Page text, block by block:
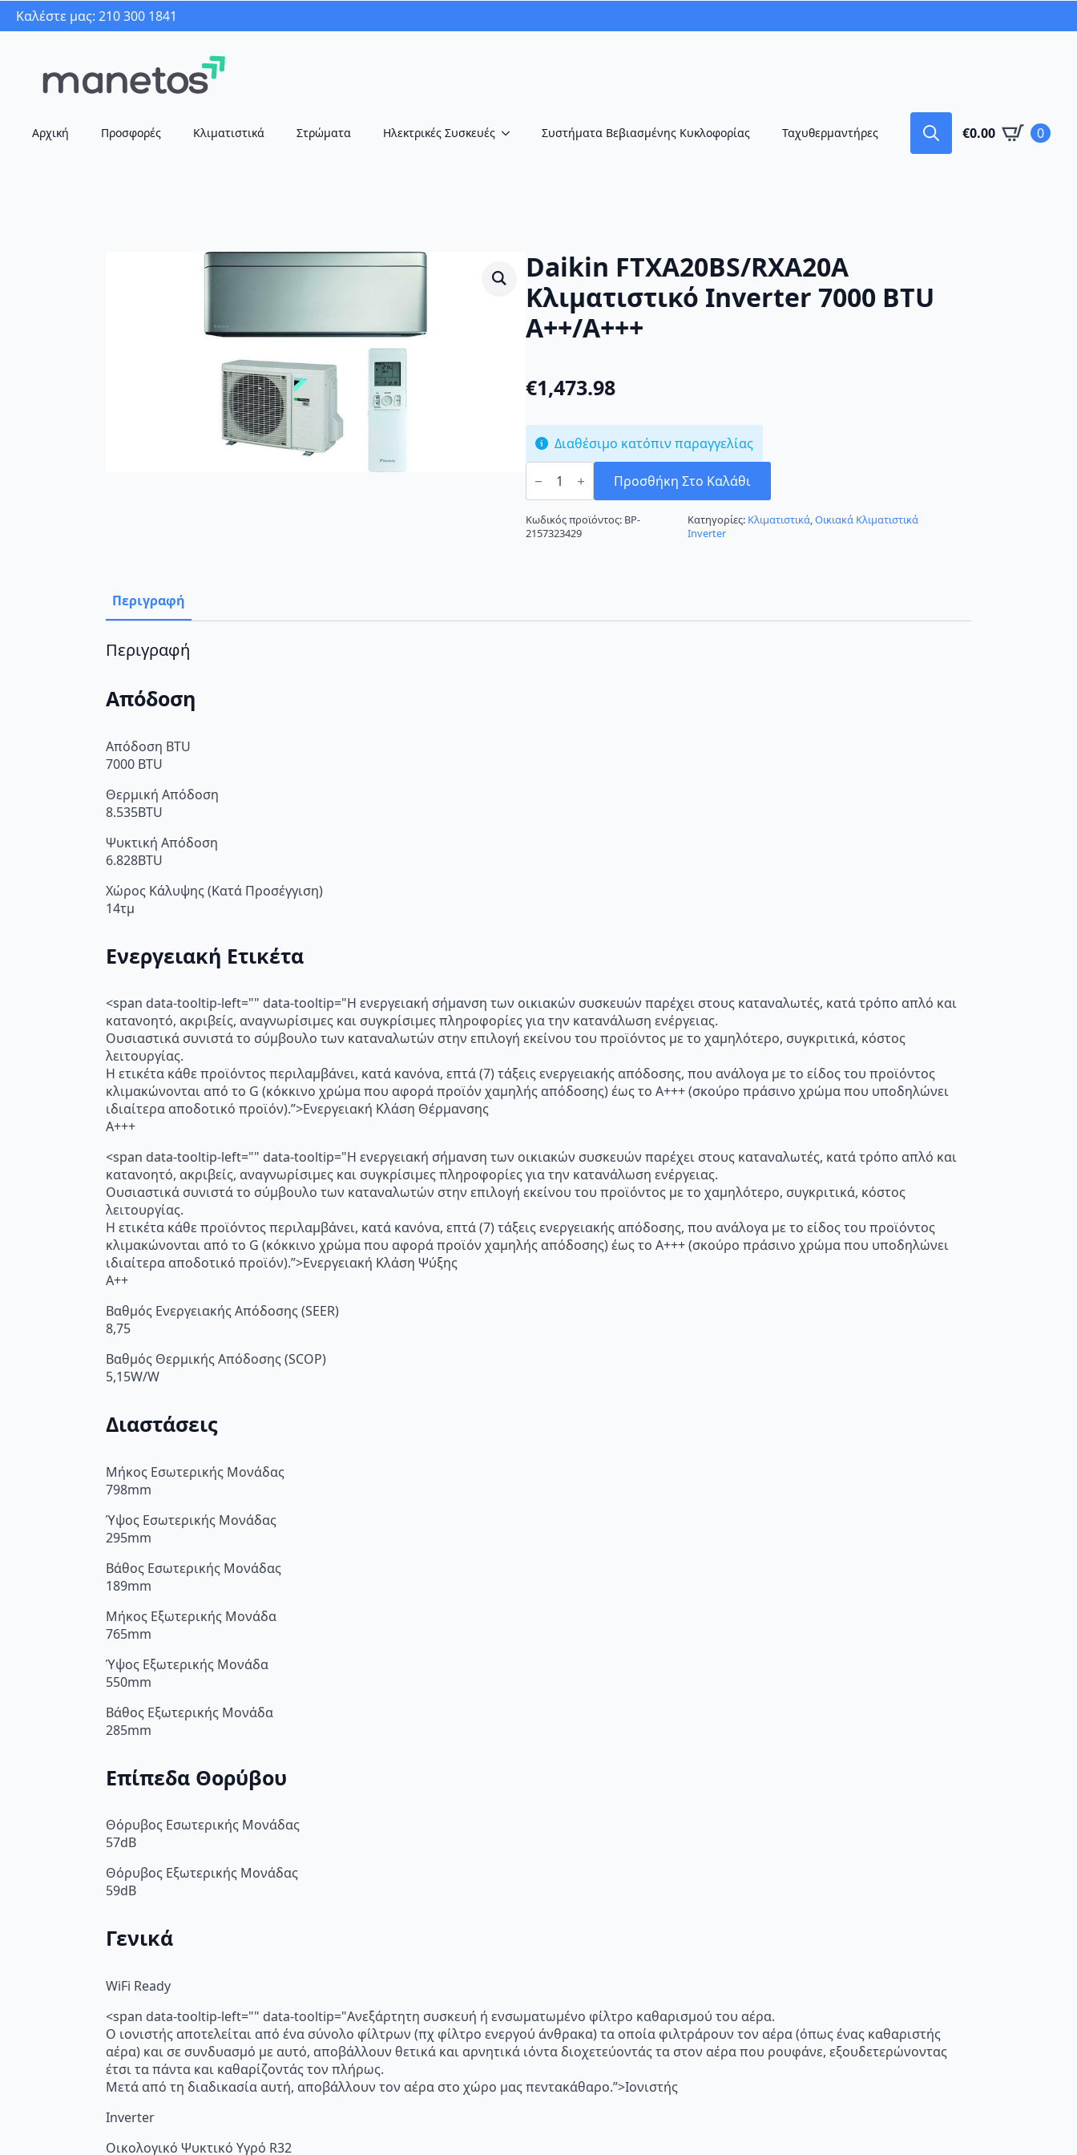
Καλέστε μας: 210 300 1841
Αρχική Προσφορές Κλιματιστικά Στρώματα Ηλεκτρικές Συσκευές Συστήματα Βεβιασμένης Κυκλοφορίας Ταχυθερμαντήρες €0.00 0
Daikin FTXA20BS/RXA20A
Κλιματιστικό Inverter 7000 BTU
A++/A+++
€1,473.98
Διαθέσιμο κατόπιν παραγγελίας
Daikin
FTXA20BS/RXA20A
Inverter
7000
BTU
Προσθήκη Στο Καλάθι
Κωδικός προϊόντος: BP-
2157323429
Κατηγορίες: Κλιματιστικά,Οικιακά Κλιματιστικά
Inverter
Περιγραφή
Περιγραφή
Απόδοση
Απόδοση BTU
7000 BTU
Θερμική Απόδοση
8.535BTU
Ψυκτική Απόδοση
6.828BTU
Χώρος Κάλυψης (Κατά Προσέγγιση)
14τμ
Ενεργειακή Ετικέτα
<span data-tooltip-left="" data-tooltip="Η ενεργειακή σήμανση των οικιακών συσκευών παρέχει στους καταναλωτές, κατά τρόπο απλό και
κατανοητό, ακριβείς, αναγνωρίσιμες και συγκρίσιμες πληροφορίες για την κατανάλωση ενέργειας.
Ουσιαστικά συνιστά το σύμβουλο των καταναλωτών στην επιλογή εκείνου του προϊόντος με το χαμηλότερο, συγκριτικά, κόστος
λειτουργίας.
Η ετικέτα κάθε προϊόντος περιλαμβάνει, κατά κανόνα, επτά (7) τάξεις ενεργειακής απόδοσης, που ανάλογα με το είδος του προϊόντος
κλιμακώνονται από το G (κόκκινο χρώμα που αφορά προϊόν χαμηλής απόδοσης) έως το Α+++ (σκούρο πράσινο χρώμα που υποδηλώνει
ιδιαίτερα αποδοτικό προϊόν).”>Ενεργειακή Κλάση Θέρμανσης
A+++
<span data-tooltip-left="" data-tooltip="Η ενεργειακή σήμανση των οικιακών συσκευών παρέχει στους καταναλωτές, κατά τρόπο απλό και
κατανοητό, ακριβείς, αναγνωρίσιμες και συγκρίσιμες πληροφορίες για την κατανάλωση ενέργειας.
Ουσιαστικά συνιστά το σύμβουλο των καταναλωτών στην επιλογή εκείνου του προϊόντος με το χαμηλότερο, συγκριτικά, κόστος
λειτουργίας.
Η ετικέτα κάθε προϊόντος περιλαμβάνει, κατά κανόνα, επτά (7) τάξεις ενεργειακής απόδοσης, που ανάλογα με το είδος του προϊόντος
κλιμακώνονται από το G (κόκκινο χρώμα που αφορά προϊόν χαμηλής απόδοσης) έως το Α+++ (σκούρο πράσινο χρώμα που υποδηλώνει
ιδιαίτερα αποδοτικό προϊόν).”>Ενεργειακή Κλάση Ψύξης
A++
Βαθμός Ενεργειακής Απόδοσης (SEER)
8,75
Βαθμός Θερμικής Απόδοσης (SCOP)
5,15W/W
Διαστάσεις
Μήκος Εσωτερικής Μονάδας
798mm
Ύψος Εσωτερικής Μονάδας
295mm
Βάθος Εσωτερικής Μονάδας
189mm
Μήκος Εξωτερικής Μονάδα
765mm
Ύψος Εξωτερικής Μονάδα
550mm
Βάθος Εξωτερικής Μονάδα
285mm
Επίπεδα Θορύβου
Θόρυβος Εσωτερικής Μονάδας
57dB
Θόρυβος Εξωτερικής Μονάδας
59dB
Γενικά
WiFi Ready
<span data-tooltip-left="" data-tooltip="Ανεξάρτητη συσκευή ή ενσωματωμένο φίλτρο καθαρισμού του αέρα.
Ο ιονιστής αποτελείται από ένα σύνολο φίλτρων (πχ φίλτρο ενεργού άνθρακα) τα οποία φιλτράρουν τον αέρα (όπως ένας καθαριστής
αέρα) και σε συνδυασμό με αυτό, αποβάλλουν θετικά και αρνητικά ιόντα διοχετεύοντάς τα στον αέρα που ρουφάνε, εξουδετερώνοντας
έτσι τα πάντα και καθαρίζοντάς τον πλήρως.
Μετά από τη διαδικασία αυτή, αποβάλλουν τον αέρα στο χώρο μας πεντακάθαρο.”>Ιονιστής
Inverter
Οικολογικό Ψυκτικό Υγρό R32